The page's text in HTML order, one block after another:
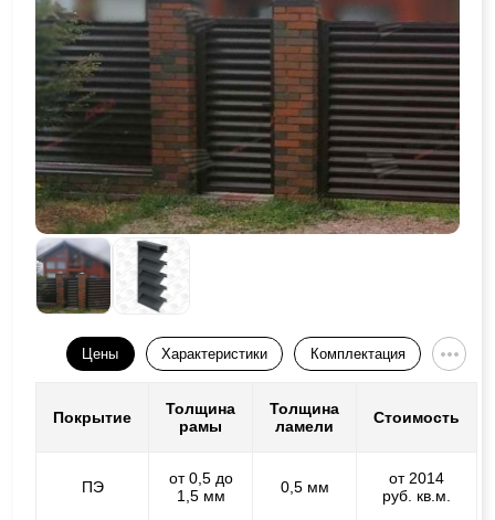
Цены Характеристики Комплектация
Покрытие
Толщина
рамы
Толщина
ламели
Стоимость
ПЭ
от 0,5 до
1,5 мм
0,5 мм
от 2014
руб. кв.м.